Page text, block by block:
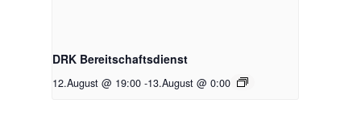
DRK Bereitschaftsdienst
12.August @ 19:00 -13.August @ 0:00